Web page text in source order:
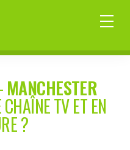
-MANCHESTER
TV ET EN
?